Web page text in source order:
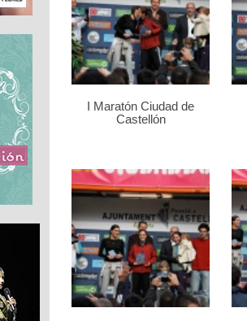
I Maratón Ciudad de
Castellón